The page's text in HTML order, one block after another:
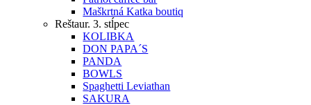
Maškrtná Katka boutiq
Reštaur. 3. stĺpec
KOLIBKA
DON PAPA´S
PANDA
BOWLS
Spaghetti Leviathan
SAKURA